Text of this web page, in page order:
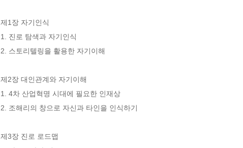
제1장 자기인식
1. 진로 탐색과 자기인식
2. 스토리텔링을 활용한 자기이해
제2장 대인관계와 자기이해
1. 4차 산업혁명 시대에 필요한 인재상
2. 조해리의 창으로 자신과 타인을 인식하기
제3장 진로 로드맵